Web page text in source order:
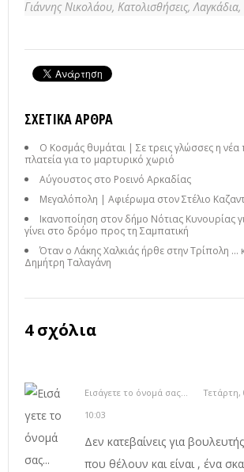
Γιάννης Νικολάου, Κατολισθήσεις,Λαγκάδια,
ΣΧΕΤΙΚΆ ΆΡΘΡΑ
Ο Κοσμάς θυμάται | Σε τρεις γλώσσες η νέα
πλατεία για το μαρτυρικό χωριό
Αύγουστος στο Ροεινό Αρκαδίας
Μεγαλόπολη | Αφιέρωμα στον Στέλιο
Ικανοποίηση στον δήμο Νότιας Κυνουρίας
γίνει στο δρόμο προς τη Σαμπατική
Όταν ο Λάκης Χαλκιάς ήρθε στην Τρίπολη ...
Δημήτρη Ταλαγάνη
4 σχόλια
Εισάγετε το όνομά σας...
Τετάρτη,
10:03
Δεν κατεβαίνεις για
που θέλουν και είναι , ένα